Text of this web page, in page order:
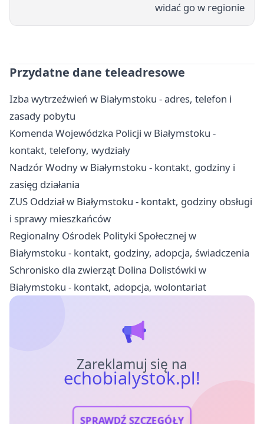
widać go w regionie
Przydatne dane teleadresowe
Izba wytrzeźwień w Białymstoku - adres, telefon i
zasady pobytu
Komenda Wojewódzka Policji w Białymstoku -
kontakt, telefony, wydziały
Nadzór Wodny w Białymstoku - kontakt, godziny i
zasięg działania
ZUS Oddział w Białymstoku - kontakt, godziny obsługi
i sprawy mieszkańców
Regionalny Ośrodek Polityki Społecznej w
Białymstoku - kontakt, godziny, adopcja, świadczenia
Schronisko dla zwierząt Dolina Dolistówki w
Białymstoku - kontakt, adopcja, wolontariat
Zareklamuj się na
echobialystok.pl!
SPRAWDŹ SZCZEGÓŁY